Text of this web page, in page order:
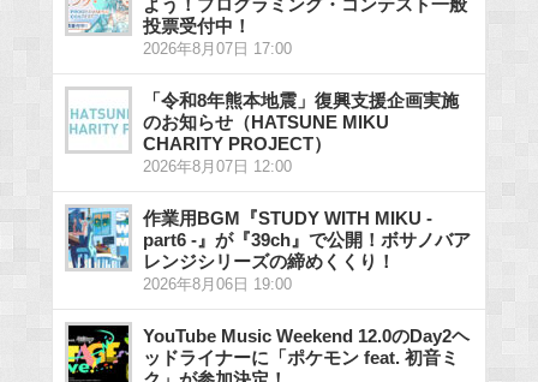
よう！プログラミング・コンテスト一般
投票受付中！
2026年8月07日 17:00
「令和8年熊本地震」復興支援企画実施
のお知らせ（HATSUNE MIKU
CHARITY PROJECT）
2026年8月07日 12:00
作業用BGM『STUDY WITH MIKU -
part6 -』が『39ch』で公開！ボサノバア
レンジシリーズの締めくくり！
2026年8月06日 19:00
YouTube Music Weekend 12.0のDay2ヘ
ッドライナーに「ポケモン feat. 初音ミ